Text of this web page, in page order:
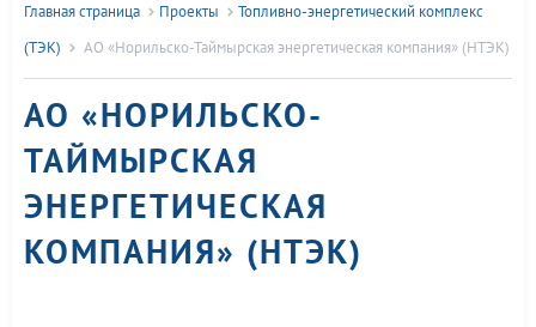
Главная страница Проекты
Топливно-энергетический комплекс
(ТЭК)
АО «Норильско-Таймырская энергетическая компания» (НТЭК)
АО «НОРИЛЬСКО-
ТАЙМЫРСКАЯ
ЭНЕРГЕТИЧЕСКАЯ
КОМПАНИЯ» (НТЭК)